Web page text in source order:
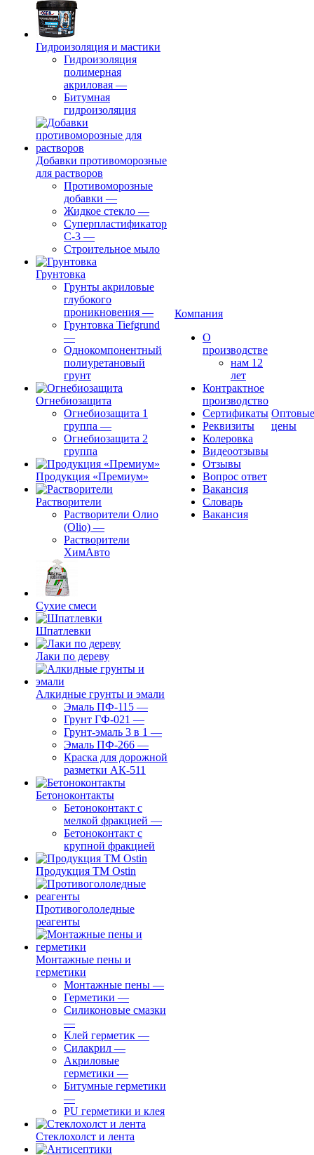
Гидроизоляция и мастики
Гидроизоляция
полимерная
акриловая —
Битумная
гидроизоляция
Добавки противоморозные
для растворов
Противоморозные
добавки —
Жидкое стекло —
Суперпластификатор
С-3 —
Строительное мыло
Грунтовка
Грунты акриловые
глубокого
проникновения —
Грунтовка Tiefgrund
—
Однокомпонентный
полиуретановый
грунт
Огнебиозащита
Огнебиозащита 1
группа —
Огнебиозащита 2
группа
Продукция «Премиум»
Растворители
Растворители Олио
(Olio) —
Растворители
ХимАвто
Сухие смеси
Шпатлевки
Лаки по дереву
Алкидные грунты и эмали
Эмаль ПФ-115 —
Грунт ГФ-021 —
Грунт-эмаль 3 в 1 —
Эмаль ПФ-266 —
Краска для дорожной
разметки АК-511
Бетоноконтакты
Бетоноконтакт с
мелкой фракцией —
Бетоноконтакт с
крупной фракцией
Продукция ТМ Ostin
Противогололедные
реагенты
Монтажные пены и
герметики
Монтажные пены —
Герметики —
Силиконовые смазки
—
Клей герметик —
Силакрил —
Акриловые
герметики —
Битумные герметики
—
PU герметики и клея
Стеклохолст и лента
Компания
О
производстве
нам 12
лет
Контрактное
производство
Сертификаты
Реквизиты
Колеровка
Видеоотзывы
Отзывы
Вопрос ответ
Вакансия
Словарь
Вакансия
Оптовые
цены